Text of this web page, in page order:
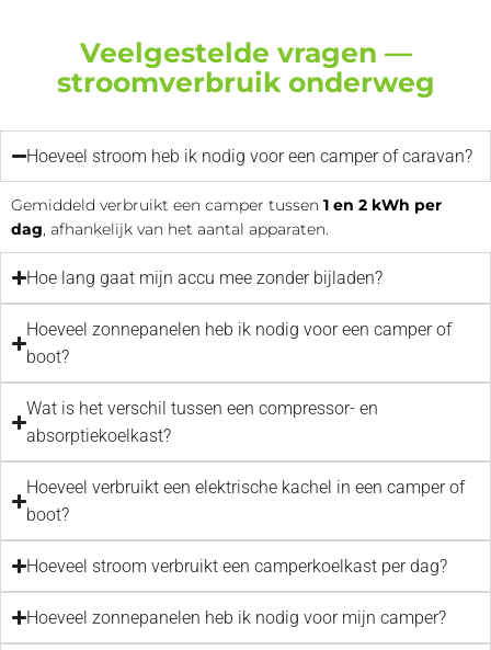
Veelgestelde vragen —
stroomverbruik onderweg
Hoeveel stroom heb ik nodig voor een camper of caravan?
Gemiddeld verbruikt een camper tussen 1 en 2 kWh per
dag, afhankelijk van het aantal apparaten.
Hoe lang gaat mijn accu mee zonder bijladen?
Hoeveel zonnepanelen heb ik nodig voor een camper of
boot?
Wat is het verschil tussen een compressor- en
absorptiekoelkast?
Hoeveel verbruikt een elektrische kachel in een camper of
boot?
Hoeveel stroom verbruikt een camperkoelkast per dag?
Hoeveel zonnepanelen heb ik nodig voor mijn camper?